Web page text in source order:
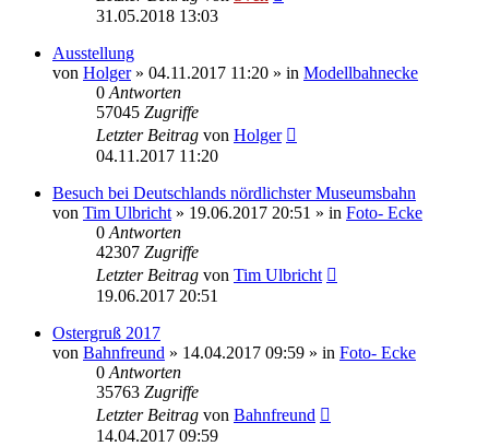
31.05.2018 13:03
Ausstellung
von Holger» 04.11.2017 11:20 » in Modellbahnecke
0 Antworten
57045 Zugriffe
Letzter Beitrag von Holger
04.11.2017 11:20
Besuch bei Deutschlands nördlichster Museumsbahn
von Tim Ulbricht » 19.06.2017 20:51 » in Foto- Ecke
0 Antworten
42307 Zugriffe
Letzter Beitrag von Tim Ulbricht
19.06.2017 20:51
Ostergruß 2017
von Bahnfreund » 14.04.2017 09:59 » in Foto- Ecke
0 Antworten
35763 Zugriffe
Letzter Beitrag von Bahnfreund
14.04.2017 09:59